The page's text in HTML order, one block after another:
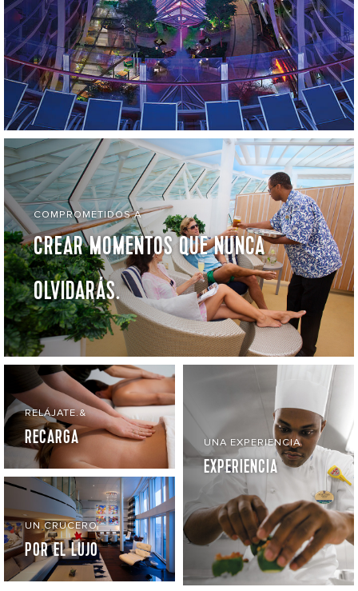
COMPROMETIDOS A
CREAR MOMENTOS QUE NUNCA
OLVIDARÁS.
RELÁJATE.&
RECARGA
UN CRUCERO
POR EL LUJO
UNA EXPERIENCIA
EXPERIENCIA